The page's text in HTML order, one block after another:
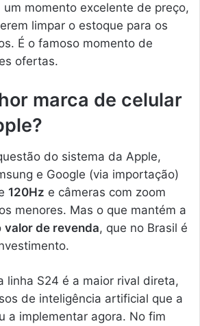
um momento excelente de preço,
limpar o estoque para os
É o famoso momento de
ofertas.
marca de celular
do sistema da Apple,
e Google (via importação)
120Hz e câmeras com zoom
menores. Mas o que mantém a
valor de revenda, que no Brasil é
linha S24 é a maior rival direta,
de inteligência artificial que a
a implementar agora. No fim